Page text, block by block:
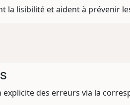
la lisibilité et aident à prévenir
des erreurs via la